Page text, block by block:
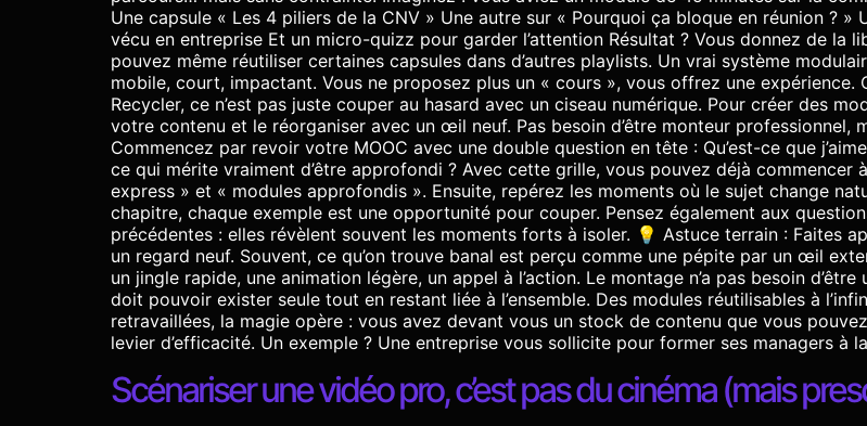
Une capsule « Les 4 piliers de la CNV » Une autre sur « Pourquoi ça bloque en réunion ?
vécu en entreprise Et un micro-quizz pour garder l’attention Résultat ? Vous donnez de la
pouvez même réutiliser certaines capsules dans d’autres playlists. Un vrai système
mobile, court, impactant. Vous ne proposez plus un « cours », vous offrez une
Recycler, ce n’est pas juste couper au hasard avec un ciseau numérique. Pour créer des
votre contenu et le réorganiser avec un œil neuf. Pas besoin d’être monteur professionnel,
Commencez par revoir votre MOOC avec une double question en tête : Qu’est-ce que
ce qui mérite vraiment d’être approfondi ? Avec cette grille, vous pouvez déjà commencer
express » et « modules approfondis ». Ensuite, repérez les moments où le sujet change
chapitre, chaque exemple est une opportunité pour couper. Pensez également aux
précédentes : elles révèlent souvent les moments forts à isoler. 💡 Astuce terrain : Faites
un regard neuf. Souvent, ce qu’on trouve banal est perçu comme une pépite par un œil
un jingle rapide, une animation légère, un appel à l’action. Le montage n’a pas besoin
doit pouvoir exister seule tout en restant liée à l’ensemble. Des modules réutilisables à
retravaillées, la magie opère : vous avez devant vous un stock de contenu que vous
levier d’efficacité. Un exemple ? Une entreprise vous sollicite pour former ses managers à
Scénariser une vidéo pro, c’est pas du cinéma (mais